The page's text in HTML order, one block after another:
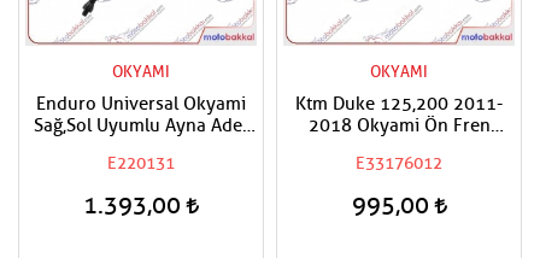
OKYAMI
Enduro Universal Okyami
Sağ,Sol Uyumlu Ayna Adet
E220131
1.393,00
OKYAMI
Ktm Duke 125,200 2011-
2018 Okyami Ön Fren
E33176012
995,00